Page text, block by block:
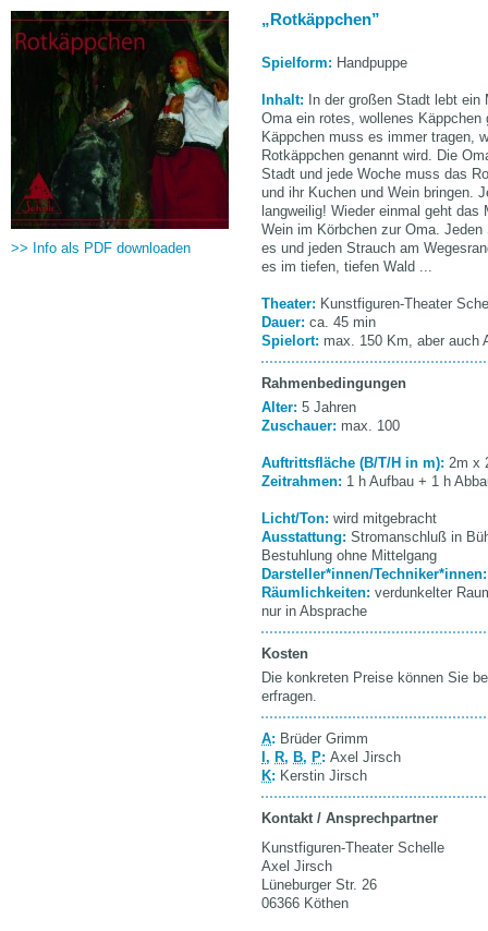
>> Info als PDF downloaden
Rotkäppchen
Spielform: Handpuppe
Inhalt:
In der großen Stadt lebt
Oma ein rotes, wollenes
Käppchen muss es immer tragen,
Rotkäppchen genannt wird. Die
Stadt und jede Woche muss das
und ihr Kuchen und Wein bringen.
langweilig! Wieder einmal geht das
Wein im Körbchen zur Oma.
es und jeden Strauch am
es im tiefen, tiefen Wald ...
Theater: Kunstfiguren-Theater
Dauer: ca. 45 min
Spielort: max. 150 Km, aber auch
Rahmenbedingungen
Alter: 5 Jahren
Zuschauer: max. 100
Auftrittsfläche (B/T/H in m): 2m x
Zeitrahmen: 1 h Aufbau + 1 h
Licht/Ton: wird mitgebracht
Ausstattung: Stromanschluß in
Bestuhlung ohne Mittelgang
Darsteller*innen/
Räumlichkeiten: verdunkelter
nur in Absprache
Kosten
Die konkreten Preise können Sie
erfragen.
A: Brüder Grimm
, R, B, P: Axel Jirsch
K: Kerstin Jirsch
Kontakt / Ansprechpartner
Kunstfiguren-Theater Schelle
Axel Jirsch
Lüneburger Str. 26
06366 Köthen